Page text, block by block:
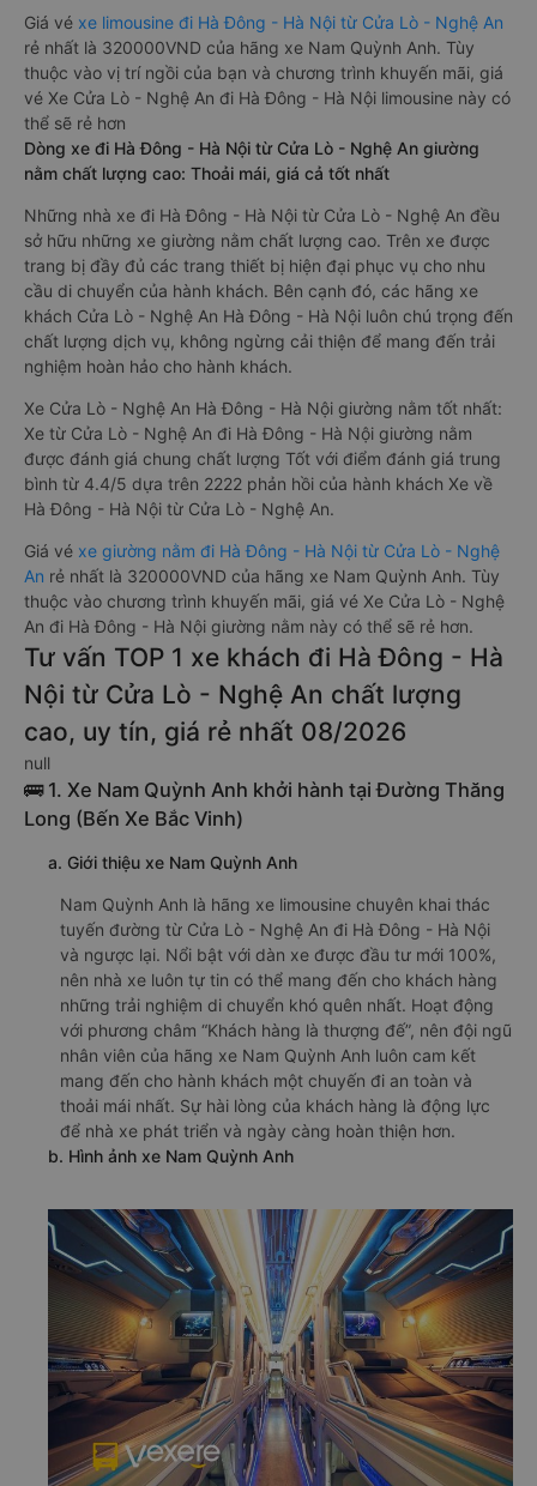
Giá vé xe limousine đi Hà Đông - Hà Nội từ Cửa Lò - Nghệ An
rẻ nhất là 320000VND của hãng xe Nam Quỳnh Anh. Tùy
thuộc vào vị trí ngồi của bạn và chương trình khuyến mãi, giá
vé Xe Cửa Lò - Nghệ An đi Hà Đông - Hà Nội limousine này có
thể sẽ rẻ hơn
Dòng xe đi Hà Đông - Hà Nội từ Cửa Lò - Nghệ An giường
nằm chất lượng cao: Thoải mái, giá cả tốt nhất
Những nhà xe đi Hà Đông - Hà Nội từ Cửa Lò - Nghệ An đều
sở hữu những xe giường nằm chất lượng cao. Trên xe được
trang bị đầy đủ các trang thiết bị hiện đại phục vụ cho nhu
cầu di chuyển của hành khách. Bên cạnh đó, các hãng xe
khách Cửa Lò - Nghệ An Hà Đông - Hà Nội luôn chú trọng đến
chất lượng dịch vụ, không ngừng cải thiện để mang đến trải
nghiệm hoàn hảo cho hành khách.
Xe Cửa Lò - Nghệ An Hà Đông - Hà Nội giường nằm tốt nhất:
Xe từ Cửa Lò - Nghệ An đi Hà Đông - Hà Nội giường nằm
được đánh giá chung chất lượng Tốt với điểm đánh giá trung
bình từ 4.4/5 dựa trên 2222 phản hồi của hành khách Xe về
Hà Đông - Hà Nội từ Cửa Lò - Nghệ An.
Giá vé xe giường nằm đi Hà Đông - Hà Nội từ Cửa Lò - Nghệ
An rẻ nhất là 320000VND của hãng xe Nam Quỳnh Anh. Tùy
thuộc vào chương trình khuyến mãi, giá vé Xe Cửa Lò - Nghệ
An đi Hà Đông - Hà Nội giường nằm này có thể sẽ rẻ hơn.
Tư vấn TOP 1 xe khách đi Hà Đông - Hà
Nội từ Cửa Lò - Nghệ An chất lượng
cao, uy tín, giá rẻ nhất 08/2026
null
🚌 1. Xe Nam Quỳnh Anh khởi hành tại Đường Thăng
Long (Bến Xe Bắc Vinh)
a. Giới thiệu xe Nam Quỳnh Anh
Nam Quỳnh Anh là hãng xe limousine chuyên khai thác
tuyến đường từ Cửa Lò - Nghệ An đi Hà Đông - Hà Nội
và ngược lại. Nổi bật với dàn xe được đầu tư mới 100%,
nên nhà xe luôn tự tin có thể mang đến cho khách hàng
những trải nghiệm di chuyển khó quên nhất. Hoạt động
với phương châm “Khách hàng là thượng đế”, nên đội ngũ
nhân viên của hãng xe Nam Quỳnh Anh luôn cam kết
mang đến cho hành khách một chuyến đi an toàn và
thoải mái nhất. Sự hài lòng của khách hàng là động lực
để nhà xe phát triển và ngày càng hoàn thiện hơn.
b. Hình ảnh xe Nam Quỳnh Anh